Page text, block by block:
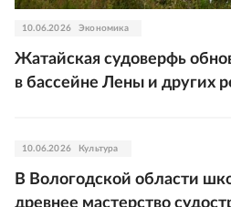
10.06.2026 Экономика
Жатайская судоверфь
в бассейне Лены и других
10.06.2026 Культура
В Вологодской области
древнее мастерство